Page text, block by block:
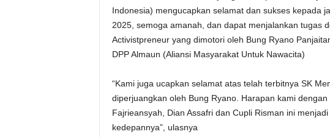
Indonesia) mengucapkan selamat dan sukses kepada
2025, semoga amanah, dan dapat menjalankan tugas
Activistpreneur yang dimotori oleh Bung Ryano
DPP Almaun (Aliansi Masyarakat Untuk Nawacita)
“Kami juga ucapkan selamat atas telah terbitnya SK
diperjuangkan oleh Bung Ryano. Harapan kami
Fajrieansyah, Dian Assafri dan Cupli Risman ini
kedepannya”, ulasnya